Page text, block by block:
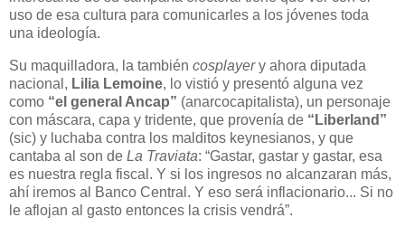
uso de esa cultura para comunicarles a los jóvenes toda
una ideología.
Su maquilladora, la también cosplayery ahora diputada
nacional, Lilia Lemoine, lo vistió y presentó alguna vez
como “el general Ancap” (anarcocapitalista), un personaje
con máscara, capa y tridente, que provenía de “Liberland”
(sic) y luchaba contra los malditos keynesianos, y que
cantaba al son de La Traviata: “Gastar, gastar y gastar, esa
es nuestra regla fiscal. Y si los ingresos no alcanzaran más,
ahí iremos al Banco Central. Y eso será inflacionario... Si no
le aflojan al gasto entonces la crisis vendrá”.